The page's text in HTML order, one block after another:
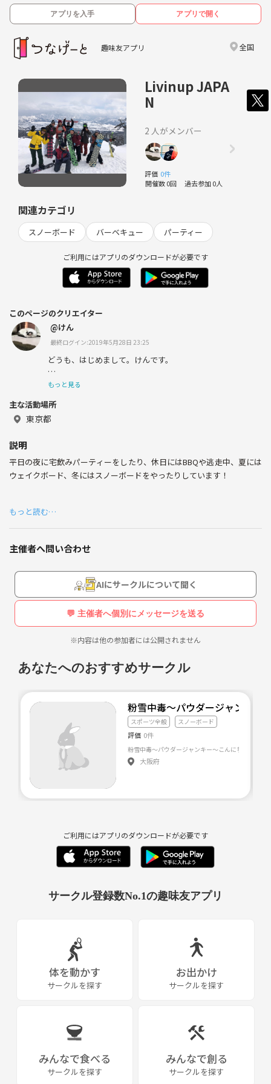
アプリを入手 アプリで開く
趣味友アプリ 全国
Livinup JAPA
N
2 人がメンバー
評価 0件
開催数 0回 過去参加 0人
関連カテゴリ
スノーボード バーベキュー パーティー
ご利用にはアプリのダウンロードが必要です
このページのクリエイター
@けん
最終ログイン:2019年5月28日 23:25
どうも、はじめまして。けんです。
趣味はお菓子作り、ゲーム、海外ドラマなどなど。
体を動かすのも好きで、最近はバスケを始めました。
よろしくお願いします!!
もっと見る
主な活動場所
東京都
説明
平日の夜に宅飲みパーティーをしたり、休日にはBBQや逃走中、夏には
ウェイクボード、冬にはスノーボードをやったりしています！
もっと読む…
主催者へ問い合わせ
AIにサークルについて聞く
💬 主催者へ個別にメッセージを送る
※内容は他の参加者には公開されません
あなたへのおすすめサークル
粉雪中毒～パウダージャンキー
スポーツ全般 スノーボード
評価 0件
大阪府
ご利用にはアプリのダウンロードが必要です
サークル登録数No.1の趣味友アプリ
体を動かす
サークルを探す
お出かけ
サークルを探す
みんなで食べる
サークルを探す
みんなで創る
サークルを探す